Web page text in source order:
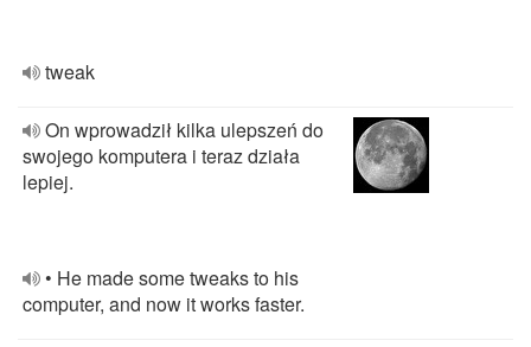
tweak
On wprowadził kilka ulepszeń do
swojego komputera i teraz działa
lepiej.
• He made some tweaks to his
computer, and now it works faster.